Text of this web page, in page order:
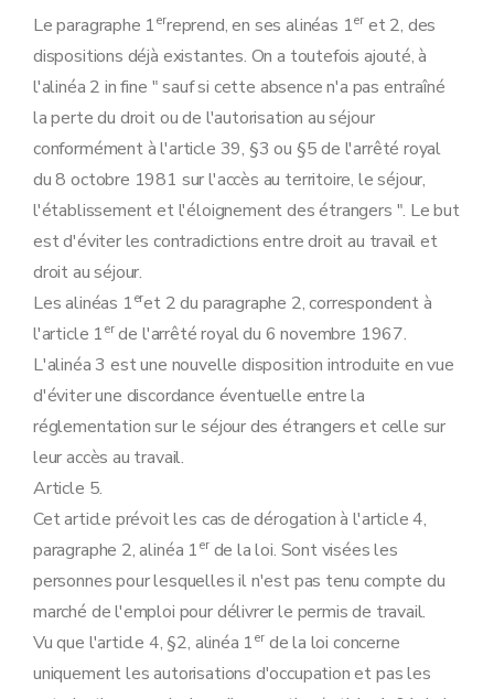
Le paragraphe 1erreprend, en ses alinéas 1er et 2, des
dispositions déjà existantes. On a toutefois ajouté, à
l'alinéa 2 in fine " sauf si cette absence n'a pas entraîné
la perte du droit ou de l'autorisation au séjour
conformément à l'article 39, §3 ou §5 de l'arrêté royal
du 8 octobre 1981 sur l'accès au territoire, le séjour,
l'établissement et l'éloignement des étrangers ". Le but
est d'éviter les contradictions entre droit au travail et
droit au séjour.
Les alinéas 1eret 2 du paragraphe 2, correspondent à
l'article 1erde l'arrêté royal du 6 novembre 1967.
L'alinéa 3 est une nouvelle disposition introduite en vue
d'éviter une discordance éventuelle entre la
réglementation sur le séjour des étrangers et celle sur
leur accès au travail.
Article 5.
Cet article prévoit les cas de dérogation à l'article 4,
paragraphe 2, alinéa 1erde la loi. Sont visées les
personnes pour lesquelles il n'est pas tenu compte du
marché de l'emploi pour délivrer le permis de travail.
Vu que l'article 4, §2, alinéa 1erde la loi concerne
uniquement les autorisations d'occupation et pas les